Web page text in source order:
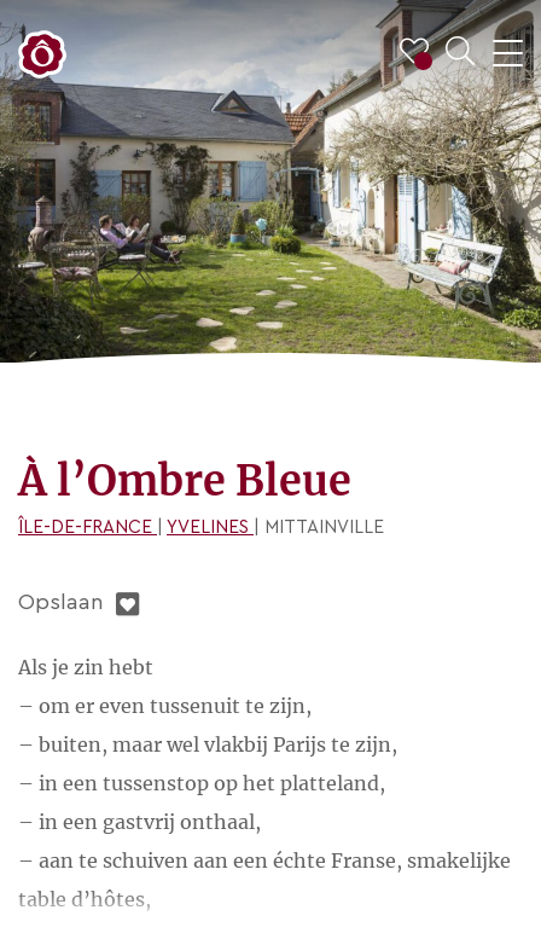
À l’Ombre Bleue
ÎLE-DE-FRANCE YVELINES | MITTAINVILLE
Opslaan
Als je zin hebt
– om er even tussenuit te zijn,
– buiten, maar wel vlakbij Parijs te zijn,
– in een tussenstop op het platteland,
– in een gastvrij onthaal,
– aan te schuiven aan een échte Franse, smakelijke
table d’hôtes,